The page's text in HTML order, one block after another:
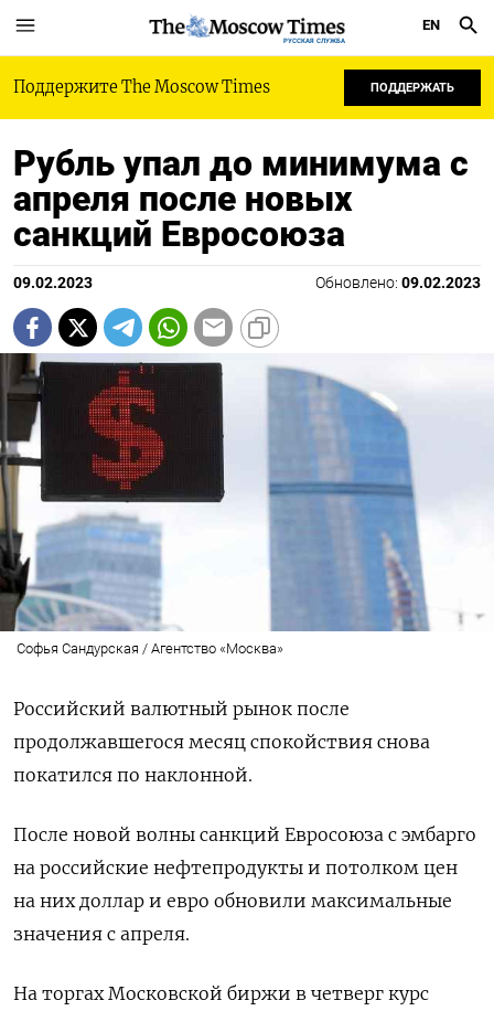
РУССКАЯ СЛУЖБА
EN
Поддержите The Moscow Times ПОДДЕРЖАТЬ
Рубль упал до минимума с
апреля после новых
санкций Евросоюза
09.02.2023 Обновлено: 09.02.2023
Софья Сандурская / Агентство «Москва»
Российский валютный рынок после
продолжавшегося месяц спокойствия снова
покатился по наклонной.
После новой волны санкций Евросоюза с эмбарго
на российские нефтепродукты и потолком цен
на них доллар и евро обновили максимальные
значения с апреля.
На торгах Московской биржи в четверг курс